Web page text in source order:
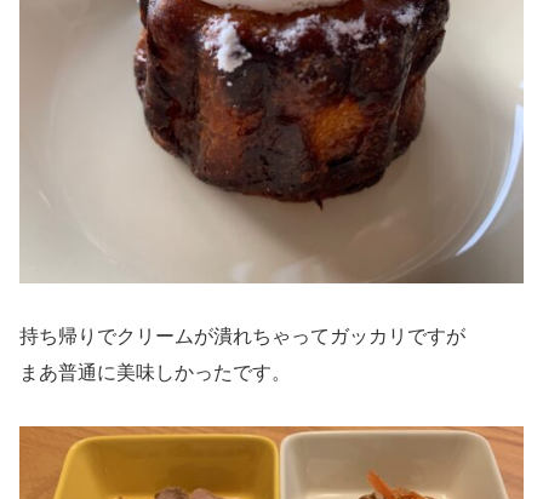
持ち帰りでクリームが潰れちゃってガッカリですが
まあ普通に美味しかったです。